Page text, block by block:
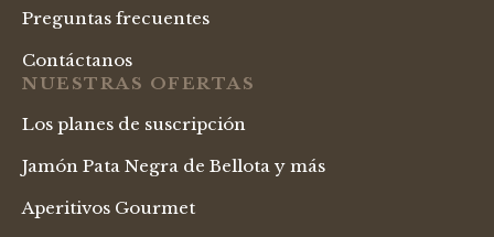
Preguntas frecuentes
Contáctanos
NUESTRAS OFERTAS
Los planes de suscripción
Jamón Pata Negra de Bellota y más
Aperitivos Gourmet